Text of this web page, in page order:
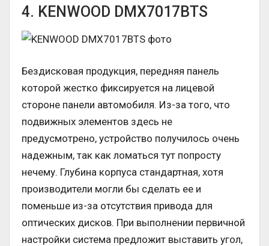
4. KENWOOD DMX7017BTS
Бездисковая продукция, передняя панель
которой жестко фиксируется на лицевой
стороне панели автомобиля. Из-за того, что
подвижных элементов здесь не
предусмотрено, устройство получилось очень
надежным, так как ломаться тут попросту
нечему. Глубина корпуса стандартная, хотя
производители могли бы сделать ее и
поменьше из-за отсутствия привода для
оптических дисков. При выполнении первичной
настройки система предложит выставить угол,